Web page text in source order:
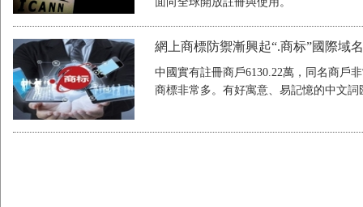
網上商標防禦漸興起“.商标”國際域
中國實有註冊商戶6130.22萬，同名商戶
商標非常多。有好寓意、易記憶的中文